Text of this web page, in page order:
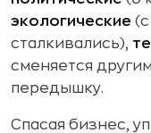
экологические
сталкивались),
сменяется
передышку.
Спасая бизнес,